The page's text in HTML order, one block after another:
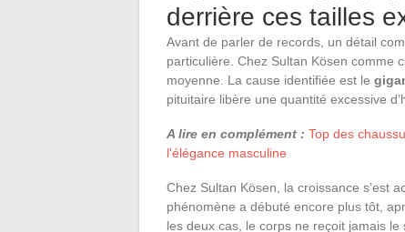
derrière ces tailles
Avant de parler de records, un détail
particulière. Chez Sultan Kösen comme
moyenne. La cause identifiée est le
pituitaire libère une quantité excessive
A lire en complément : Top des
l'élégance masculine
Chez Sultan Kösen, la croissance s’est
phénomène a débuté encore plus tôt,
les deux cas, le corps ne reçoit jamais le